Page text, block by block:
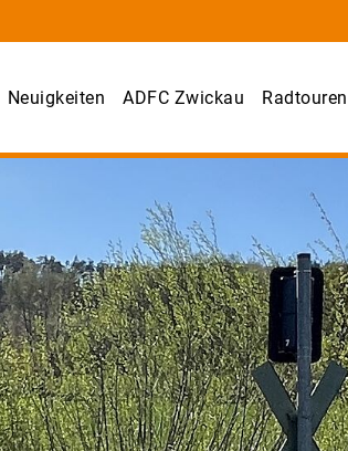
Neuigkeiten ADFC Zwickau Radtouren